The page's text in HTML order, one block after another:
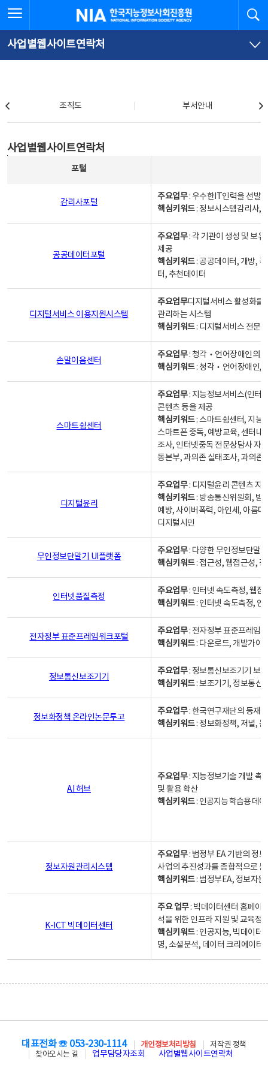
문
로
가
체
뉴
바
가
한국지능정보사회진흥원
사업별웹사이트연락처
조직도 부서안내
사업별웹사이트연락처
포털
감리사포털
주요업무: 우수한IT인력을 선발
핵심키워드: 정보시스템감리사,
공공데이터포털
주요업무: 각 기관이 생성 및 보
제공
핵심키워드: 공공데이터, 개방,
터, 추천데이터
디지털서비스 이용지원시스템
주요업무디지털서비스 활성화를
관리하는 시스템
핵심키워드: 디지털서비스 전문
손말이음센터
주요업무: 청각‧언어장애인의
핵심키워드: 청각‧언어장애인,
스마트쉼센터
주요업무: 지능정보서비스(인터
콘텐츠 등을 제공
핵심키워드: 스마트쉼센터, 지능
스마트폰 중독, 예방교육, 센터내
조사, 인터넷중독 전문상담사 자
동본부, 과의존 실태조사, 과의존
디지털윤리
주요업무: 디지털윤리 콘텐츠 지
핵심키워드: 방송통신위원회, 방
예방, 사이버폭력, 아인세, 아름
디지털시민
무인정보단말기 UI플랫폼
주요업무: 다양한 무인정보단말
핵심키워드: 접근성, 웹접근성,
인터넷품질측정
주요업무: 인터넷 속도측정, 웹접
핵심키워드: 인터넷 속도측정, 인
전자정부 표준프레임워크포털
주요업무: 전자정부 표준프레임
핵심키워드: 다운로드, 개발가이
정보통신보조기기
주요업무: 정보통신보조기기 보
핵심키워드: 보조기기, 정보통신
정보화정책 온라인논문투고
주요업무: 한국연구재단의 등재
핵심키워드: 정보화정책, 저널,
AI 허브
주요업무: 지능정보기술 개발 촉
및 활용 확산
핵심키워드: 인공지능 학습용 데
정보자원관리시스템
주요업무: 범정부 EA 기반의 정
사업의 추진성과를 종합적으로
핵심키워드: 범정부EA, 정보자
K-ICT 빅데이터센터
주요 업무: 빅데이터센터 홈페이
석을 위한 인프라 지원 및 교육정
핵심키워드: 인공지능, 빅데이터,
명, 소셜분석, 데이터 크리에이터
대표전화 ☏ 053-230-1114 개인정보처리방침
저작권 정책
찾아오시는 길
업무담당자조회 사업별웹사이트연락처